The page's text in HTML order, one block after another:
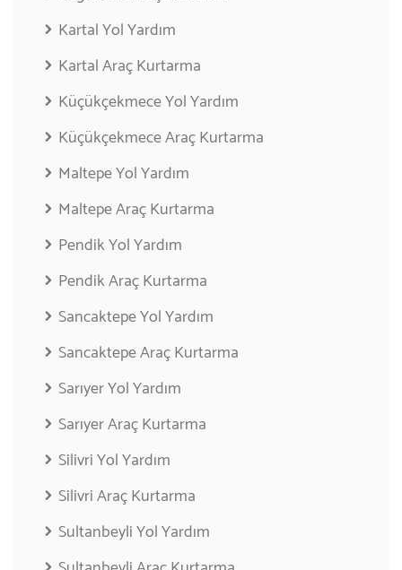
Kartal Yol Yardım
Kartal Araç Kurtarma
Küçükçekmece Yol Yardım
Küçükçekmece Araç Kurtarma
Maltepe Yol Yardım
Maltepe Araç Kurtarma
Pendik Yol Yardım
Pendik Araç Kurtarma
Sancaktepe Yol Yardım
Sancaktepe Araç Kurtarma
Sarıyer Yol Yardım
Sarıyer Araç Kurtarma
Silivri Yol Yardım
Silivri Araç Kurtarma
Sultanbeyli Yol Yardım